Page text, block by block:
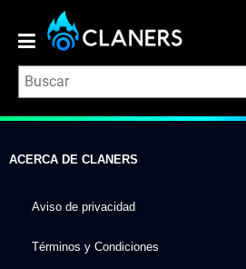
ACERCA DE CLANERS
Aviso de privacidad
Términos y Condiciones